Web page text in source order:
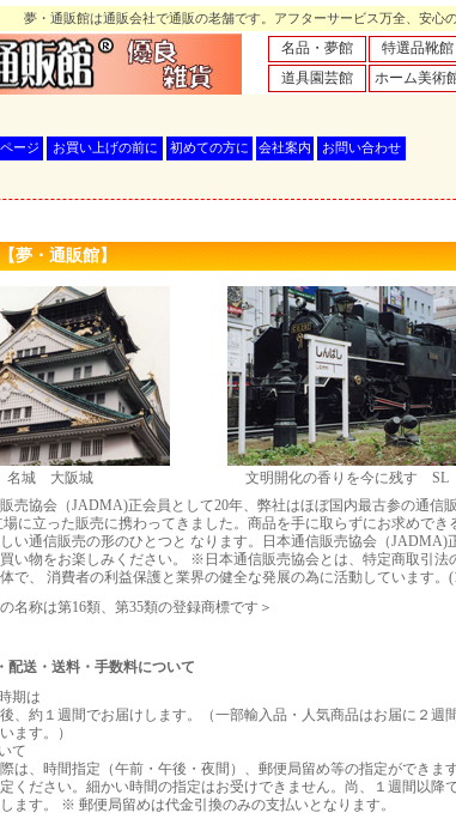
夢・通販館は通販会社で通販の老舗です。アフターサービス万全、安心
名品・夢館 特選品靴館
道具園芸館
ホーム美術
ージ お買い上げの前に 初めての方に 会社案内 お問い合わせ
夢・通販館】
名城 大阪城
文明開化の香りを今に残す SL
販売協会（JADMA)正会員として20年、弊社はほぼ国内最古参の通信
に立った販売に携わってきました。商品を手に取らずにお求めでき
い通信販売の形のひとつと なります。日本通信販売協会（JADMA)
い物をお楽しみください。 ※日本通信販売協会とは、特定商取引法
で、 消費者の利益保護と業界の健全な発展の為に活動しています。
名称は第16類、第35類の登録商標です＞
配送・送料・手数料について
期は
、約１週間でお届けします。（一部輸入品・人気商品はお届に２週
ます。）
て
は、時間指定（午前・午後・夜間）、郵便局留め等の指定ができま
ください。細かい時間の指定はお受けできません。尚、１週間以降
ます。 ※ 郵便局留めは代金引換のみの支払いとなります。